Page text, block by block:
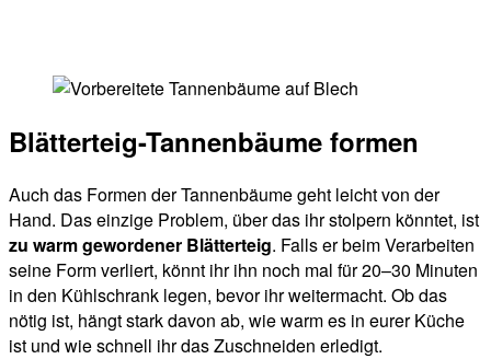
Blätterteig-Tannenbäume formen
Auch das Formen der Tannenbäume geht leicht von der
Hand. Das einzige Problem, über das ihr stolpern könntet, ist
zu warm gewordener Blätterteig. Falls er beim Verarbeiten
seine Form verliert, könnt ihr ihn noch mal für 20–30 Minuten
in den Kühlschrank legen, bevor ihr weitermacht. Ob das
nötig ist, hängt stark davon ab, wie warm es in eurer Küche
ist und wie schnell ihr das Zuschneiden erledigt.